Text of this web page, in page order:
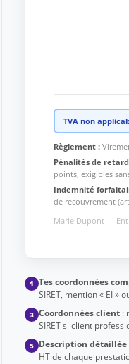
TVA non
Règlement :
Pénalités de
points, exigibles
Indemnité
de recouvrement
Marie Dupont —
1 Tes coordonnées
SIRET, mention « EI »
3 Coordonnées client :
SIRET si client
5 Description détaillée
HT de chaque